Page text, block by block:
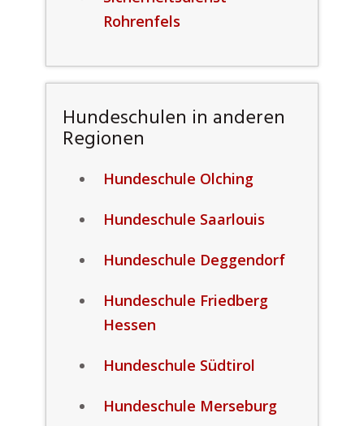
Rohrenfels
Hundeschulen in anderen
Regionen
Hundeschule Olching
Hundeschule Saarlouis
Hundeschule Deggendorf
Hundeschule Friedberg
Hessen
Hundeschule Südtirol
Hundeschule Merseburg